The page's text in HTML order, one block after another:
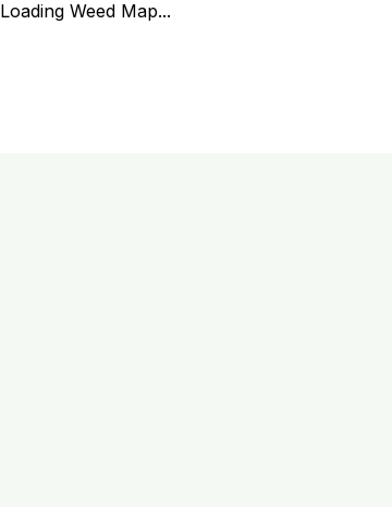
Loading Weed Map...